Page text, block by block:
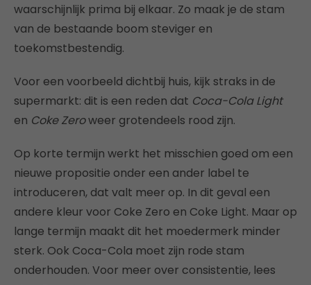
waarschijnlijk prima bij elkaar. Zo maak je de stam
van de bestaande boom steviger en
toekomstbestendig.
Voor een voorbeeld dichtbij huis, kijk straks in de
supermarkt: dit is een reden dat Coca-Cola Light
en Coke Zeroweer grotendeels rood zijn.
Op korte termijn werkt het misschien goed om een
nieuwe propositie onder een ander label te
introduceren, dat valt meer op. In dit geval een
andere kleur voor Coke Zero en Coke Light. Maar op
lange termijn maakt dit het moedermerk minder
sterk. Ook Coca-Cola moet zijn rode stam
onderhouden. Voor meer over consistentie, lees